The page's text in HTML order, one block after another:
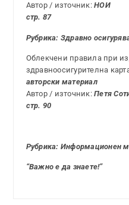
Автор / източник:НОИ
стр. 87
Рубрика: Здравно
Облекчени правила при
здравноосигурителна
авторски материал
Автор / източник:Петя
стр. 90
Рубрика: Информационен
“Важно е да знаете!”